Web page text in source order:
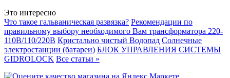
Это интересно
Что такое гальваническая развязка? Рекомендации по
правильному выбору необходимого Вам трансформатора 220-
110В/110/220В Кристально чистый Водопад Солнечные
электростанции (батареи) БЛОК УПРАВЛЕНИЯ СИСТЕМЫ
GIDROLOCK Все статьи »